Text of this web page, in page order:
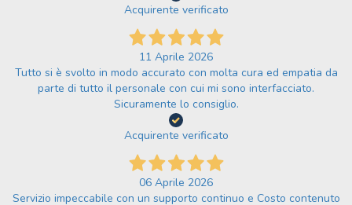
Acquirente verificato
11 Aprile 2026
Tutto si è svolto in modo accurato con molta cura ed empatia da
parte di tutto il personale con cui mi sono interfacciato.
Sicuramente lo consiglio.
Acquirente verificato
06 Aprile 2026
Servizio impeccabile con un supporto continuo e Costo contenuto